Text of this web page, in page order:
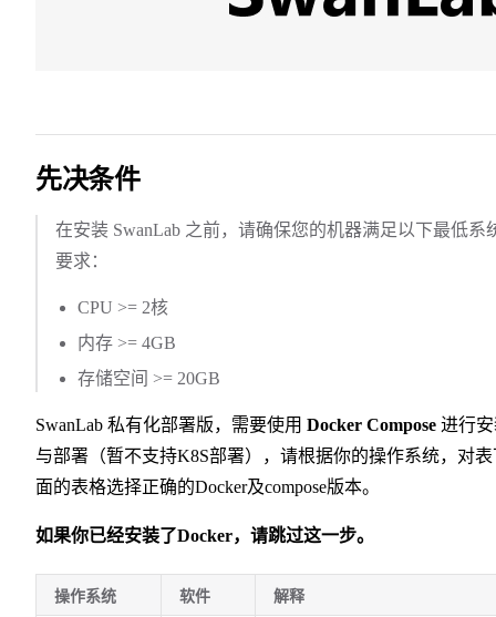
先决条件
在安装 SwanLab 之前，请确保您的机器满足以下最低系
要求：
CPU >= 2核
内存 >= 4GB
存储空间 >= 20GB
SwanLab 私有化部署版，需要使用 Docker Compose 进行
与部署（暂不支持K8S部署），请根据你的操作系统，对表
面的表格选择正确的Docker及compose版本。
如果你已经安装了Docker，请跳过这一步。
操作系统 软件 解释